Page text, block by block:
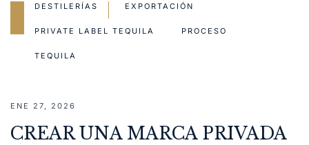
DESTILERÍAS EXPORTACIÓN
PRIVATE LABEL TEQUILA PROCESO
TEQUILA
ENE 27, 2026
CREAR UNA MARCA PRIVADA